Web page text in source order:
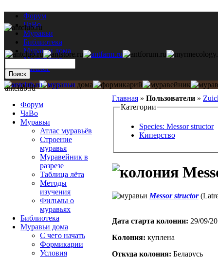
Форум
ЧаВо
Муравьи
Библиотека
Муравьи дома
Мастерская
Каталог
Главная » Пользователи »
Категории
Species: Messor structor
Киперство
Messor structor
Дата старта кoлонии: 29/09/
Кoлония: куплена
Откуда кoлония: Беларусь
antclub.ru
Форум
ЧаВо
Муравьи
Атлас муравьёв
Строение
муравья
Муравейник в
разрезе
Таблица лёта
Методы
изучения
Фильмы о
муравьях
Библиотека
Муравьи дома
С чего начать
Формикарии
Условия